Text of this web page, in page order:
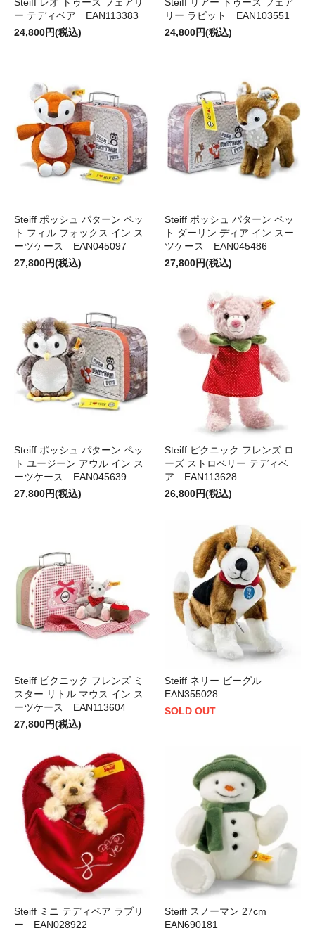
Steiff レオ トゥース フェアリ
ー テディベア EAN113383
24,800円(税込)
Steiff リアー トゥース フェア
リー ラビット EAN103551
24,800円(税込)
Steiff ポッシュ パターン ペッ
ト フィル フォックス イン ス
ーツケース EAN045097
27,800円(税込)
Steiff ポッシュ パターン ペッ
ト ダーリン ディア イン スー
ツケース EAN045486
27,800円(税込)
Steiff ポッシュ パターン ペッ
ト ユージーン アウル イン ス
ーツケース EAN045639
27,800円(税込)
Steiff ピクニック フレンズ ロ
ーズ ストロベリー テディベ
ア EAN113628
26,800円(税込)
Steiff ピクニック フレンズ ミ
スター リトル マウス イン ス
ーツケース EAN113604
27,800円(税込)
Steiff ネリー ビーグル
EAN355028
SOLD OUT
Steiff ミニ テディベア ラブリ
ー EAN028922
Steiff スノーマン 27cm
EAN690181